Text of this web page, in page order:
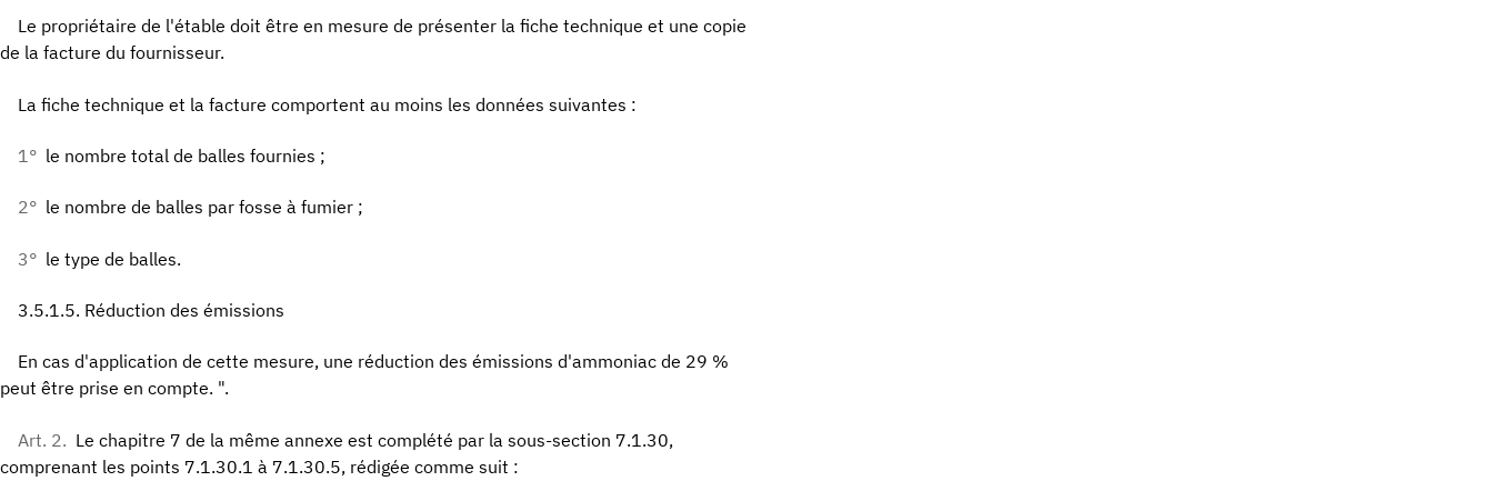
Le propriétaire de l'étable doit être en mesure de présenter la fiche technique et une copie
de la facture du fournisseur.
La fiche technique et la facture comportent au moins les données suivantes :
1° le nombre total de balles fournies ;
2° le nombre de balles par fosse à fumier ;
3° le type de balles.
3.5.1.5. Réduction des émissions
En cas d'application de cette mesure, une réduction des émissions d'ammoniac de 29 %
peut être prise en compte. ".
Art. 2. Le chapitre 7 de la même annexe est complété par la sous-section 7.1.30,
comprenant les points 7.1.30.1 à 7.1.30.5, rédigée comme suit :